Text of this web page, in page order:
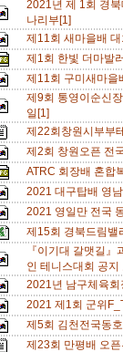
2021년 제 1회 경
나리부[1]
제11회 새마을배
제1회 한빛 더마발
제11회 구미새마
제9회 통영이순신
일[1]
제22회창원시부부
제2회 창원오픈 전
ATRC 회장배 혼합
2021 대구탑배 영
2021 영일만 전국
제15회 경북드림
『이기대 갈맷길
인 테니스대회 공
2021년 남구체육
2021 제1회 군위
제5회 김천전국동
제23회 만평배 오